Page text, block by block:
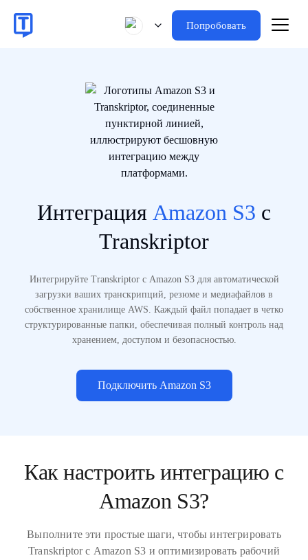
Попробовать
Интеграция Amazon S3 с
Transkriptor
Интегрируйте Transkriptor с Amazon S3 для автоматической
загрузки ваших транскрипций, резюме и медиафайлов в
собственное хранилище AWS. Каждый файл попадает в четко
структурированные папки, обеспечивая полный контроль над
хранением, доступом и безопасностью.
Подключить Amazon S3
Как настроить интеграцию с
Amazon S3?
Выполните эти простые шаги, чтобы интегрировать
Transkriptor с Amazon S3 и оптимизировать рабочий